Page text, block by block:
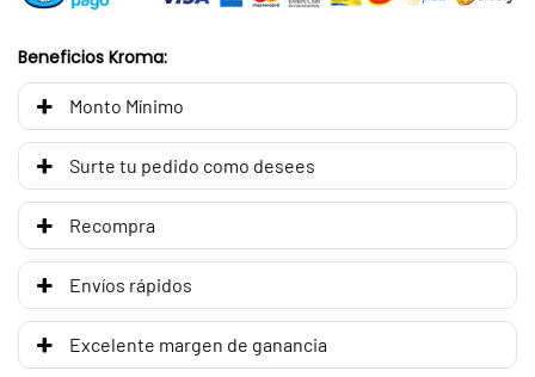
Beneficios Kroma:
Monto Mínimo
Surte tu pedido como desees
Recompra
Envíos rápidos
Excelente margen de ganancia